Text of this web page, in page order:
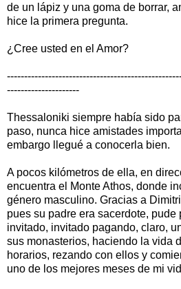
de un lápiz y una goma de borrar,
hice la primera pregunta.
¿Cree usted en el Amor?
---------------------
Thessaloniki siempre había sido
paso, nunca hice amistades
embargo llegué a conocerla bien.
A pocos kilómetros de ella, en
encuentra el Monte Athos, donde
género masculino. Gracias a
pues su padre era sacerdote, pude
invitado, invitado pagando, claro,
sus monasterios, haciendo la vida
horarios, rezando con ellos y
uno de los mejores meses de mi